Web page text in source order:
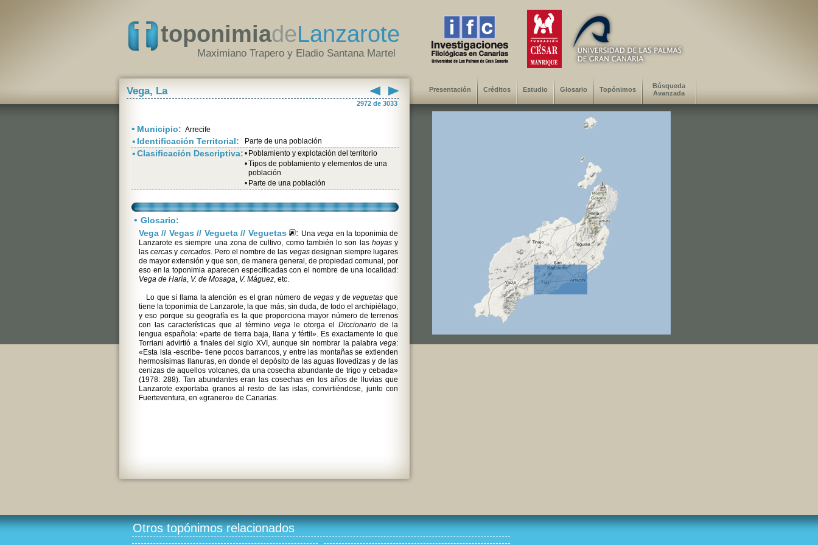
toponimiadeLanzarote
Maximiano Trapero y Eladio Santana Martel
Vega, La
2972 de 3033
• Municipio: Arrecife
• Identificación Territorial: Parte de una población
•Clasificación Descriptiva: • Poblamiento y explotación del territorio
•Tipos de poblamiento y elementos de una
población
• Parte de una población
• Glosario:
Vega // Vegas // Vegueta // Veguetas
: Unavega en la toponimia de
Lanzarote es siempre una zona de cultivo, como también lo son las hoyasy
lascercas y cercados. Pero el nombre de las vegasdesignan siempre lugares
de mayor extensión y que son, de manera general, de propiedad comunal, por
eso en la toponimia aparecen especificadas con el nombre de una localidad:
Vega de Haría, V. de Mosaga, V. Máguez, etc.
Lo que sí llama la atención es el gran número devegas y deveguetas que
tiene la toponimia de Lanzarote, la que más, sin duda, de todo el archipiélago,
y eso porque su geografía es la que proporciona mayor número de terrenos
con las características que al término vega le otorga el Diccionario de la
lengua española: «parte de tierra baja, llana y fértil». Es exactamente lo que
Torriani advirtió a finales del siglo XVI, aunque sin nombrar la palabra vega:
«Esta isla -escribe- tiene pocos barrancos, y entre las montañas se extienden
hermosísimas llanuras, en donde el depósito de las aguas llovedizas y de las
cenizas de aquellos volcanes, da una cosecha abundante de trigo y cebada»
(1978: 288). Tan abundantes eran las cosechas en los años de lluvias que
Lanzarote exportaba granos al resto de las islas, convirtiéndose, junto con
Fuerteventura, en «granero» de Canarias.
Presentación Créditos Estudio Glosario Topónimos
Búsqueda
Avanzada
Otros topónimos relacionados